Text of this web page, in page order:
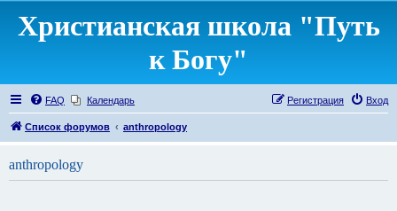
Христианская школа "Путь
к Богу"
FAQ Календарь Вход
Регистрация
Список форумов anthropology
anthropology